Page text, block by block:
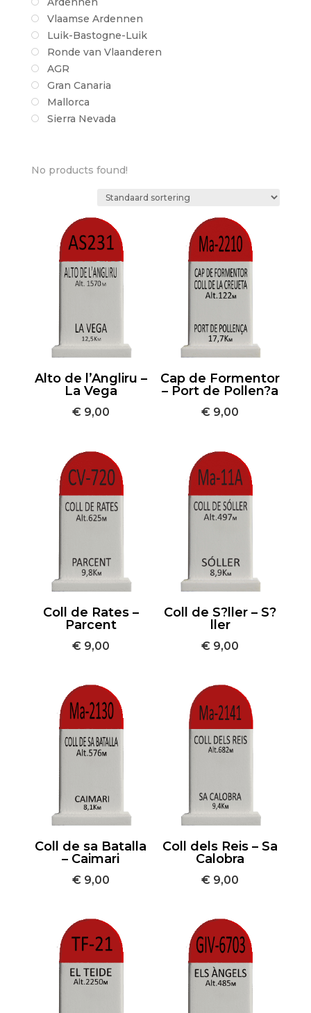
Vlaamse Ardennen
Luik-Bastogne-Luik
Ronde van Vlaanderen
AGR
Gran Canaria
Mallorca
Sierra Nevada
No products found!
Alto de l’Angliru –
La Vega
€ 9,00
Cap de Formentor
– Port de Pollen?a
€ 9,00
Coll de Rates –
Parcent
€ 9,00
Coll de S?ller – S?
ller
€ 9,00
Coll de sa Batalla
– Caimari
€ 9,00
Coll dels Reis – Sa
Calobra
€ 9,00